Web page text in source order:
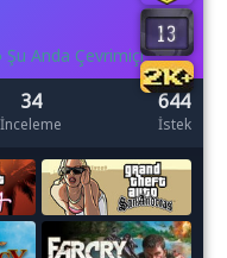
Şu Anda Çevrimiçi
34
İnceleme
644
İstek